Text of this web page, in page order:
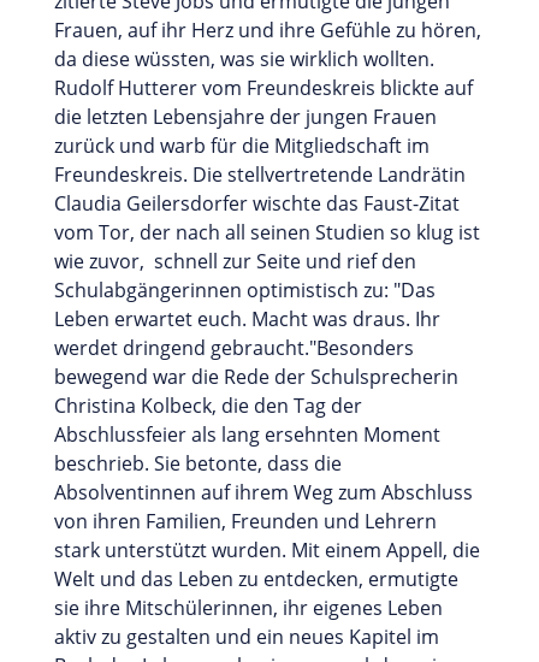
Frauen, auf ihr Herz und ihre Gefühle zu hören,
da diese wüssten, was sie wirklich wollten.
Rudolf Hutterer vom Freundeskreis blickte auf
die letzten Lebensjahre der jungen Frauen
zurück und warb für die Mitgliedschaft im
Freundeskreis. Die stellvertretende Landrätin
Claudia Geilersdorfer wischte das Faust-Zitat
vom Tor, der nach all seinen Studien so klug ist
wie zuvor, schnell zur Seite und rief den
Schulabgängerinnen optimistisch zu: "Das
Leben erwartet euch. Macht was draus. Ihr
werdet dringend gebraucht."Besonders
bewegend war die Rede der Schulsprecherin
Christina Kolbeck, die den Tag der
Abschlussfeier als lang ersehnten Moment
beschrieb. Sie betonte, dass die
Absolventinnen auf ihrem Weg zum Abschluss
von ihren Familien, Freunden und Lehrern
stark unterstützt wurden. Mit einem Appell, die
Welt und das Leben zu entdecken, ermutigte
sie ihre Mitschülerinnen, ihr eigenes Leben
aktiv zu gestalten und ein neues Kapitel im